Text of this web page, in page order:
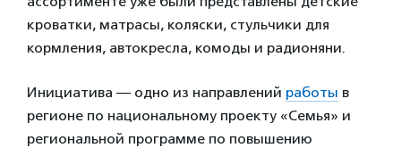
кроватки, матрасы, коляски, стульчики для
кормления, автокресла, комоды и радионяни.
Инициатива — одно из направлений работы в
регионе по национальному проекту «Семья» и
региональной программе по повышению